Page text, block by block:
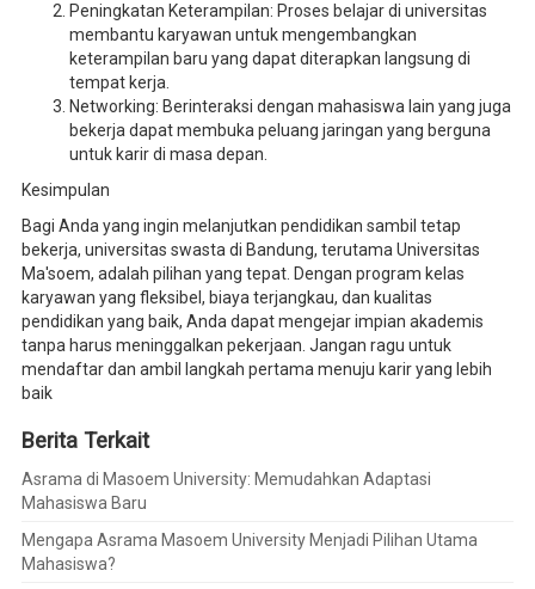
Peningkatan Keterampilan: Proses belajar di universitas
membantu karyawan untuk mengembangkan
keterampilan baru yang dapat diterapkan langsung di
tempat kerja.
Networking: Berinteraksi dengan mahasiswa lain yang juga
bekerja dapat membuka peluang jaringan yang berguna
untuk karir di masa depan.
Kesimpulan
Bagi Anda yang ingin melanjutkan pendidikan sambil tetap
bekerja, universitas swasta di Bandung, terutama Universitas
Ma'soem, adalah pilihan yang tepat. Dengan program kelas
karyawan yang fleksibel, biaya terjangkau, dan kualitas
pendidikan yang baik, Anda dapat mengejar impian akademis
tanpa harus meninggalkan pekerjaan. Jangan ragu untuk
mendaftar dan ambil langkah pertama menuju karir yang lebih
baik
Berita Terkait
Asrama di Masoem University: Memudahkan Adaptasi
Mahasiswa Baru
Mengapa Asrama Masoem University Menjadi Pilihan Utama
Mahasiswa?